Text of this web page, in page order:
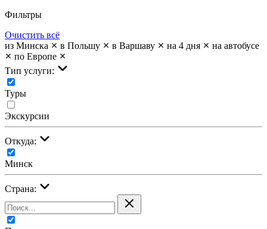
Фильтры
Очистить всё
из Минска
в Польшу в Варшаву на 4 дня
на автобусе
по Европе
Тип услуги:
Туры
Экскурсии
Откуда:
Минск
Страна: